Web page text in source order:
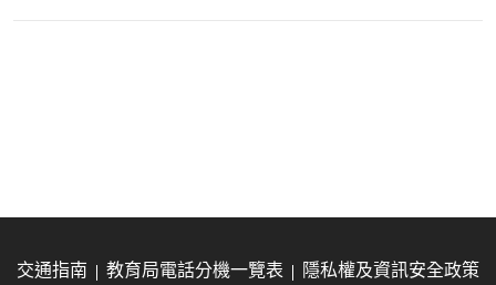
交通指南 教育局電話分機一覽表 隱私權及資訊安全政策